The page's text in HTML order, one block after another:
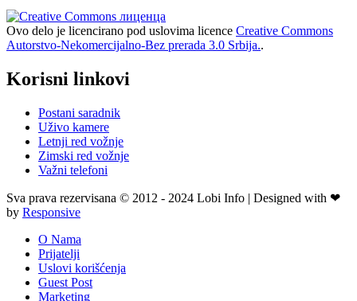
Ovo delo je licencirano pod uslovima licence Creative Commons
Autorstvo-Nekomercijalno-Bez prerada 3.0 Srbija..
Korisni linkovi
Postani saradnik
Uživo kamere
Letnji red vožnje
Zimski red vožnje
Važni telefoni
Sva prava rezervisana © 2012 - 2024 Lobi Info | Designed with ❤
by Responsive
O Nama
Prijatelji
Uslovi korišćenja
Guest Post
Marketing